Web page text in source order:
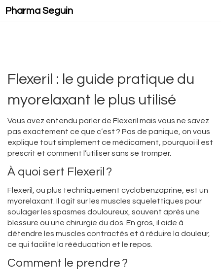
Pharma Seguin
Flexeril : le guide pratique du
myorelaxant le plus utilisé
Vous avez entendu parler de Flexeril mais vous ne savez
pas exactement ce que c’est ? Pas de panique, on vous
explique tout simplement ce médicament, pourquoi il est
prescrit et comment l’utiliser sans se tromper.
À quoi sert Flexeril ?
Flexeril, ou plus techniquement cyclobenzaprine, est un
myorelaxant. Il agit sur les muscles squelettiques pour
soulager les spasmes douloureux, souvent après une
blessure ou une chirurgie du dos. En gros, il aide à
détendre les muscles contractés et à réduire la douleur,
ce qui facilite la rééducation et le repos.
Comment le prendre ?